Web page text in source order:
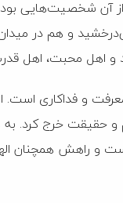
از آن شخصیت‌هایی
و هم در
و اهل محبت، اهل
معرفت و فداکاری
و حقیقت خرج کرد.
است و راهش همچنان